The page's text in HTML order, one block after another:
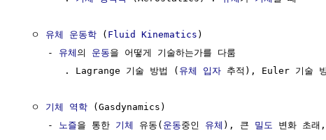
  ㅇ
유체 운동학 ( Fluid Kinematics )
     -
유체 의 운동을 어떻게 기술하는가를 다룸
        . Lagrange 기술 방법 (
유체 입자 추적), Euler 기술
  ㅇ
기체 역학 (Gasdynamics)
     -
노즐을 통한 기체 유동( 운동중인 유체 ), 큰 밀도 변화 초래,